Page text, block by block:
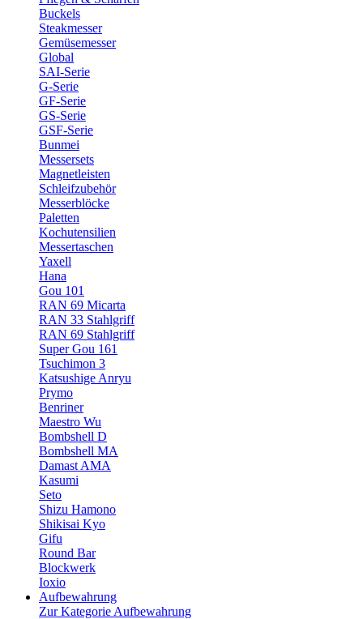
Buckels
Steakmesser
Gemüsemesser
Global
SAI-Serie
G-Serie
GF-Serie
GS-Serie
GSF-Serie
Bunmei
Messersets
Magnetleisten
Schleifzubehör
Messerblöcke
Paletten
Kochutensilien
Messertaschen
Yaxell
Hana
Gou 101
RAN 69 Micarta
RAN 33 Stahlgriff
RAN 69 Stahlgriff
Super Gou 161
Tsuchimon 3
Katsushige Anryu
Prymo
Benriner
Maestro Wu
Bombshell D
Bombshell MA
Damast AMA
Kasumi
Seto
Shizu Hamono
Shikisai Kyo
Gifu
Round Bar
Blockwerk
Ioxio
Aufbewahrung
Zur Kategorie Aufbewahrung